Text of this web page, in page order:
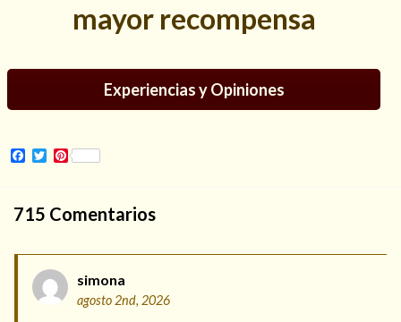
Alejamiento(208)
(145)
mayor recompensa
Experiencias y Opiniones
Facebook
Twitter
Pinterest
715 Comentarios
simona
agosto 2nd, 2026